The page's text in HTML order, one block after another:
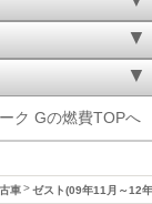
ク Gの燃費TOPへ
車 ゼスト(09年11月～12